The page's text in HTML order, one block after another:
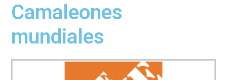
Camaleones
mundiales